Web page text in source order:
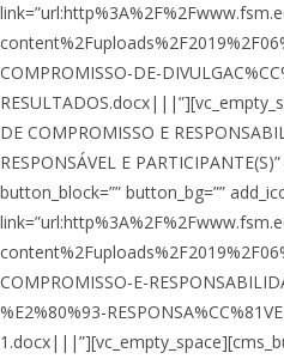
COMPROMISSO-DE-
DE COMPROMISSO E
RESPONSÁVEL E
button_block=”” button_bg=””
COMPROMISSO-E-
%E2%80%93-